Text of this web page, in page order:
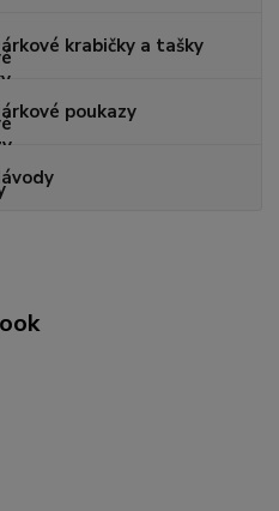
krabičky a tašky
poukazy